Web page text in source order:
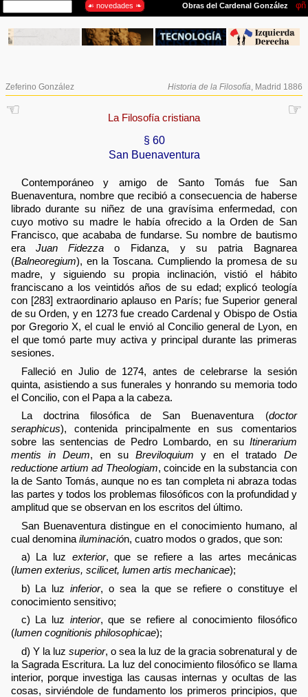
Zeferino González Historia de la Filosofía , Madrid 1886
☜ ☞
La Filosofía cristiana
§ 60
San Buenaventura
Contemporáneo y amigo de Santo Tomás fue San
Buenaventura, nombre que recibió a consecuencia de haberse
librado durante su niñez de una gravísima enfermedad, con
cuyo motivo su madre le había ofrecido a la Orden de San
Francisco, que acababa de fundarse. Su nombre de bautismo
era Juan Fidezzao Fidanza, y su patria Bagnarea
(Balneoregium), en la Toscana. Cumpliendo la promesa de su
madre, y siguiendo su propia inclinación, vistió el hábito
franciscano a los veintidós años de su edad; explicó teología
con [283] extraordinario aplauso en París; fue Superior general
de su Orden, y en 1273 fue creado Cardenal y Obispo de Ostia
por Gregorio X, el cual le envió al Concilio general de Lyon, en
el que tomó parte muy activa y principal durante las primeras
sesiones.
Falleció en Julio de 1274, antes de celebrarse la sesión
quinta, asistiendo a sus funerales y honrando su memoria todo
el Concilio, con el Papa a la cabeza.
La doctrina filosófica de San Buenaventura (doctor
seraphicus), contenida principalmente en sus comentarios
sobre las sentencias de Pedro Lombardo, en su Itinerarium
mentis in Deum, en su Breviloquium y en el tratado De
reductione artium ad Theologiam, coincide en la substancia con
la de Santo Tomás, aunque no es tan completa ni abraza todas
las partes y todos los problemas filosóficos con la profundidad y
amplitud que se observan en los escritos del último.
San Buenaventura distingue en el conocimiento humano, al
cual denomina iluminación, cuatro modos o grados, que son:
a) La luz exterior, que se refiere a las artes mecánicas
(lumen exterius, scilicet, lumen artis mechanicae);
b) La luz inferior, o sea la que se refiere o constituye el
conocimiento sensitivo;
c) La luz interior, que se refiere al conocimiento filosófico
(lumen cognitionis philosophicae);
d) Y la luz superior, o sea la luz de la gracia sobrenatural y de
la Sagrada Escritura. La luz del conocimiento filosófico se llama
interior, porque investiga las causas internas y ocultas de las
cosas, sirviéndole de fundamento los primeros principios, que